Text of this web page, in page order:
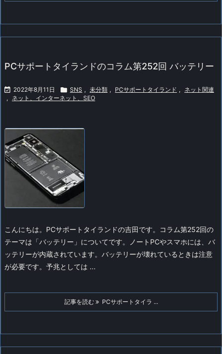
PCサポートタイランドのコラム第252回 バッテリー
 2022年8月11日  SNS , 未分類 , PCサポートタイランド , ネット関連
, ネット、インターネット、SEO
こんにちは。PCサポートタイランドの吉田です。コラム第252回の
テーマは「バッテリー」についてです。
ノートPCやスマホには、バ
ッテリーが内蔵されています。 バッテリーが壊れているときは注意
が必要です。予兆としては ...
記事を読む PCサポートタイラ ...